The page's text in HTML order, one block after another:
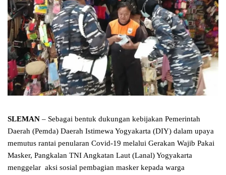
SLEMAN – Sebagai bentuk dukungan kebijakan Pemerintah
Daerah (Pemda) Daerah Istimewa Yogyakarta (DIY) dalam upaya
memutus rantai penularan Covid-19 melalui Gerakan Wajib Pakai
Masker, Pangkalan TNI Angkatan Laut (Lanal) Yogyakarta
menggelar aksi sosial pembagian masker kepada warga